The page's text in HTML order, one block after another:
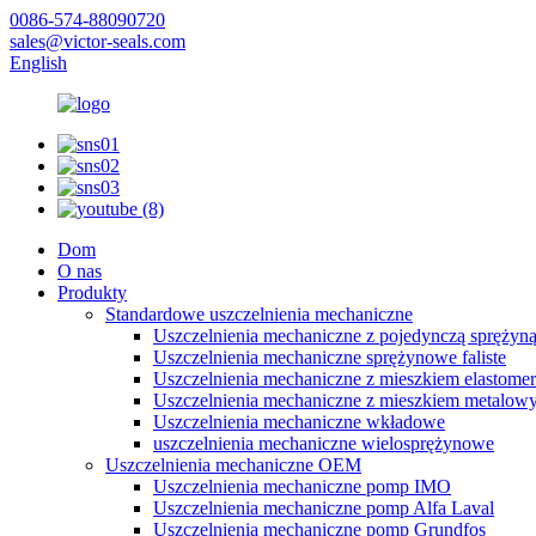
0086-574-88090720
sales@victor-seals.com
English
Dom
O nas
Produkty
Standardowe uszczelnienia mechaniczne
Uszczelnienia mechaniczne z pojedynczą sprężyną
Uszczelnienia mechaniczne sprężynowe faliste
Uszczelnienia mechaniczne z mieszkiem
Uszczelnienia mechaniczne z mieszkiem
Uszczelnienia mechaniczne wkładowe
uszczelnienia mechaniczne wielosprężynowe
Uszczelnienia mechaniczne OEM
Uszczelnienia mechaniczne pomp IMO
Uszczelnienia mechaniczne pomp Alfa Laval
Uszczelnienia mechaniczne pomp Grundfos